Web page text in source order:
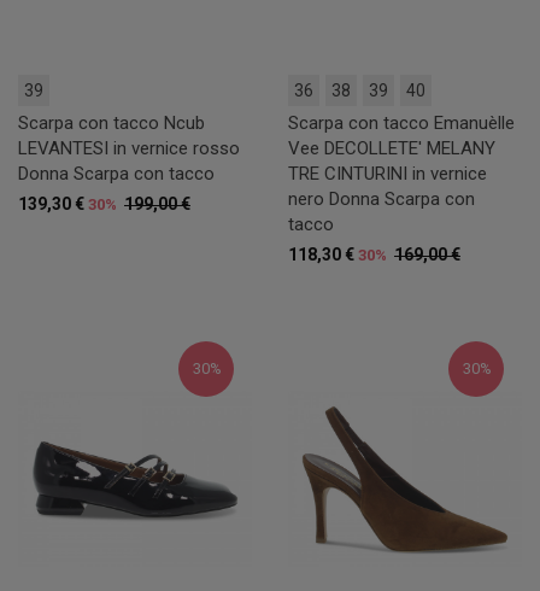
39
Scarpa con tacco Ncub
LEVANTESI in vernice rosso
Donna Scarpa con tacco
199,00 €
139,30 € 30%
36 38 39 40
Scarpa con tacco Emanuèlle
Vee DECOLLETE' MELANY
TRE CINTURINI in vernice
nero Donna Scarpa con
tacco
169,00 €
118,30 € 30%
30% 30%